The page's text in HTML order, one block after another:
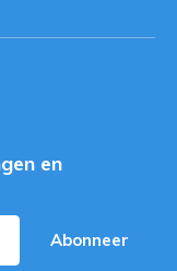
en
Abonneer